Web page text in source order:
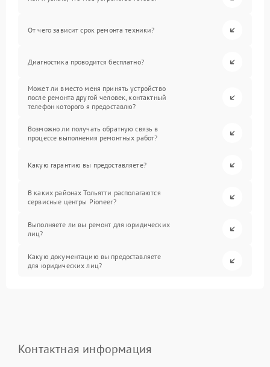
От чего зависит срок ремонта техники?
Диагностика проводится бесплатно?
Может ли вместо меня принять устройство
после ремонта другой человек, контактный
телефон которого я предоставлю?
Возможно ли получать обратную связь в
процессе выполнения ремонтных работ?
Какую гарантию вы предоставляете?
В каких районах Тольятти располагаются
сервисные центры Pioneer?
Выполняете ли вы ремонт для юридических
лиц?
Какую документацию вы предоставляете
для юридических лиц?
Контактная информация